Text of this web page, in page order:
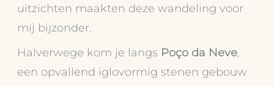
uitzichten maakten deze wandeling voor
mij bijzonder.
Halverwege kom je langs Poço da Neve,
een opvallend iglovormig stenen gebouw